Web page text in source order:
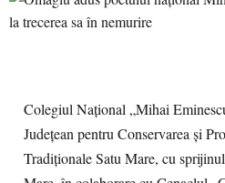
Colegiul Național „Mihai
Județean pentru Conservarea și
Tradiționale Satu Mare, cu